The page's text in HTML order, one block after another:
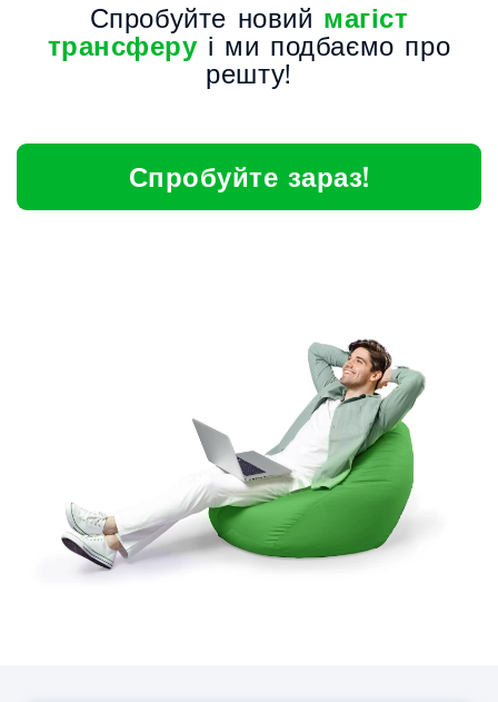
Спробуйте новий магіст
трансферу і ми подбаємо про
решту!
Спробуйте зараз!